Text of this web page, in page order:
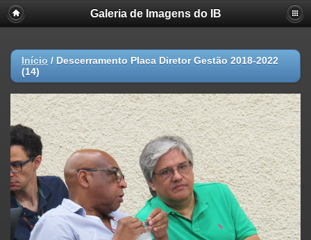
Galeria de Imagens do IB
Início / Descerramento Placa Diretor Gestão 2018-2022
(14)